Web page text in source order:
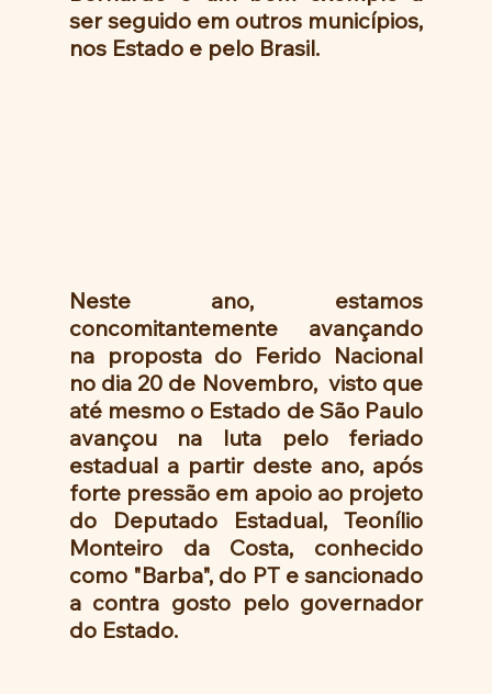
ser seguido em outros municípios,
nos Estado e pelo Brasil.
Neste ano, estamos
concomitantemente avançando
na proposta do Ferido Nacional
no dia 20 de Novembro,  visto que
até mesmo o Estado de São Paulo
avançou na luta pelo feriado
estadual a partir deste ano, após
forte pressão em apoio ao projeto
do Deputado Estadual, Teonílio
Monteiro da Costa, conhecido
como "Barba", do PT e sancionado
a contra gosto pelo governador
do Estado.